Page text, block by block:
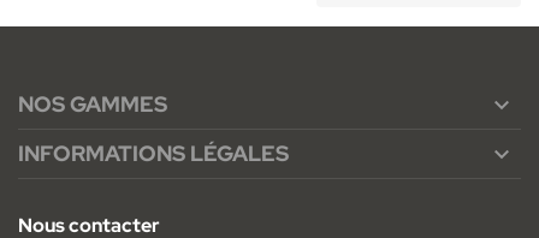
NOS GAMMES 
INFORMATIONS LÉGALES 
Nous contacter